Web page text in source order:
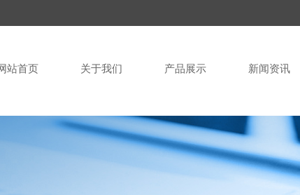
站首页 关于我们 产品展示 新闻资讯